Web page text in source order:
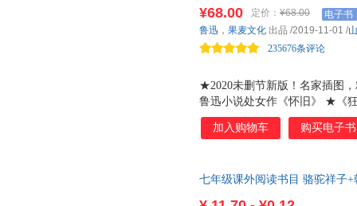
画家吴永良潜心画作鲁迅小说
手稿。真正读懂鲁迅，就从这
★2020未删节新版！名家插图
鲁迅小说处女作《怀旧》 ★《
《社戏》 一本书读完鲁迅全部
画作鲁迅小说人物图系列 ★附
¥68.00 定价： ¥68.00 电子书
235676条评论
鲁迅 ， 果麦文化 出品 /2019-11-01 /
加入购物车 购买电子书
七年级课外阅读书目 骆驼祥子